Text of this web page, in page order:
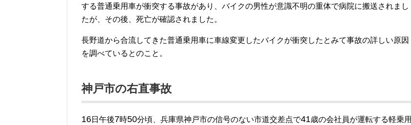
する普通乗用車が衝突する事故があり、バイクの男性が意識不明の重体で病院に搬送されまし
たが、その後、死亡が確認されました。
長野道から合流してきた普通乗用車に車線変更したバイクが衝突したとみて事故の詳しい原因
を調べているとのこと。
神戸市の右直事故
16日午後7時50分頃、兵庫県神戸市の信号のない市道交差点で41歳の会社員が運転する軽乗用